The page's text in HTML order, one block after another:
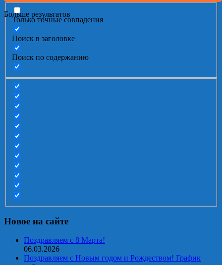
Больше результатов
Только точные совпадения
Поиск в заголовке
Поиск по содержанию
Новое на сайте
Поздравляем с 8 Марта!
06.03.2026
Поздравляем с Новым годом и Рождеством! График